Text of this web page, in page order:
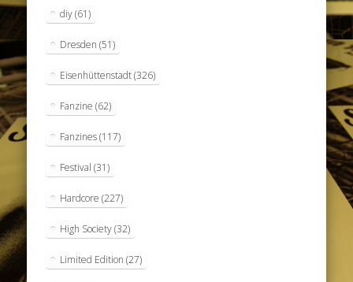
diy(61)
Dresden (51)
Eisenhüttenstadt(326)
Fanzine (62)
Fanzines(117)
Festival (31)
Hardcore (227)
High Society(32)
Limited Edition (27)